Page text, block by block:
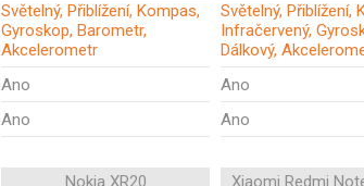
Světelný, Přiblížení, Kompas,
Gyroskop, Barometr,
Akcelerometr
Světelný, Přiblížení,
Infračervený,
Dálkový,
Ano
Ano
Ano Ano
Nokia XR20 Xiaomi Redmi